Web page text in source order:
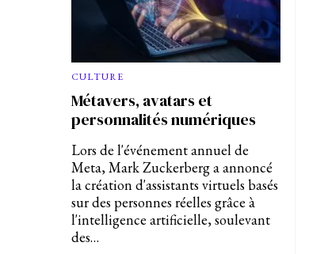
CULTURE
Métavers, avatars et
personnalités numériques
Lors de l'événement annuel de
Meta, Mark Zuckerberg a annoncé
la création d'assistants virtuels basés
sur des personnes réelles grâce à
l'intelligence artificielle, soulevant
des…